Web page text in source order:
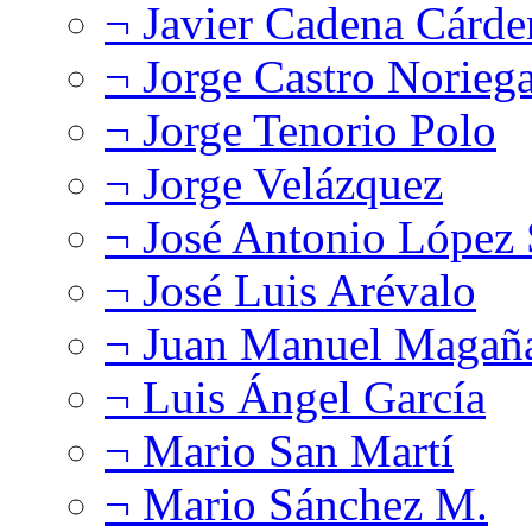
¬ Javier Cadena
¬ Jorge Castro
¬ Jorge Tenorio Polo
¬ Jorge Velázquez
¬ José Antonio López
¬ José Luis Arévalo
¬ Juan Manuel
¬ Luis Ángel García
¬ Mario San Martí
¬ Mario Sánchez M.